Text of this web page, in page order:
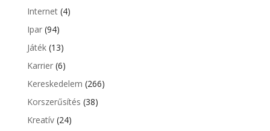
Internet(4)
Ipar(94)
Játék(13)
Karrier(6)
Kereskedelem (266)
Korszerűsítés (38)
Kreatív(24)